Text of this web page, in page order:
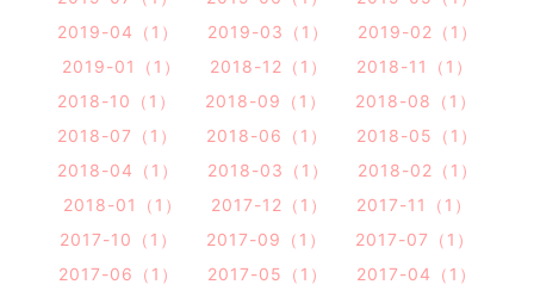
2019-04（1）
2019-03（1）
2019-02（1）
2019-01（1）
2018-12（1）
2018-11（1）
2018-10（1）
2018-09（1）
2018-08（1）
2018-07（1）
2018-06（1）
2018-05（1）
2018-04（1）
2018-03（1）
2018-02（1）
2018-01（1）
2017-12（1）
2017-11（1）
2017-10（1）
2017-09（1）
2017-07（1）
2017-06（1）
2017-05（1） 2017-04（1）